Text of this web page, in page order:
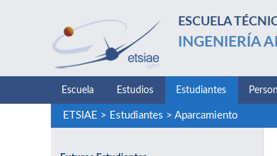
ESCUELA
INGENIERÍA
Escuela Estudios Estudiantes
ETSIAE > Estudiantes > Aparcamiento